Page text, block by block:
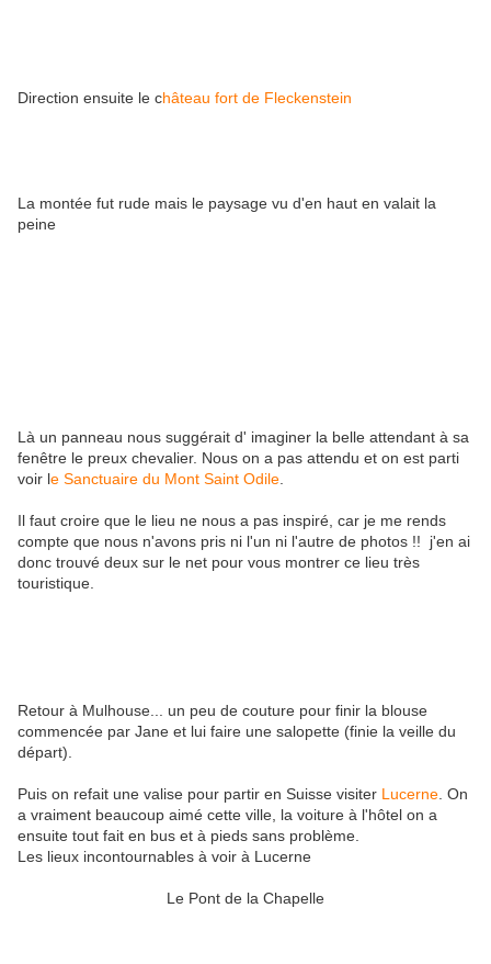
Direction ensuite le château fort de Fleckenstein
La montée fut rude mais le paysage vu d'en haut en valait la
peine
Là un panneau nous suggérait d' imaginer la belle attendant à sa
fenêtre le preux chevalier. Nous on a pas attendu et on est parti
voir le Sanctuaire du Mont Saint Odile
Il faut croire que le lieu ne nous a pas inspiré, car je me rends
compte que nous n'avons pris ni l'un ni l'autre de photos !! j'en ai
donc trouvé deux sur le net pour vous montrer ce lieu très
touristique.
Retour à Mulhouse... un peu de couture pour finir la blouse
commencée par Jane et lui faire une salopette (finie la veille du
départ).
Puis on refait une valise pour partir en Suisse visiter Lucerne . On
a vraiment beaucoup aimé cette ville, la voiture à l'hôtel on a
ensuite tout fait en bus et à pieds sans problème.
Les lieux incontournables à voir à Lucerne
Le Pont de la Chapelle